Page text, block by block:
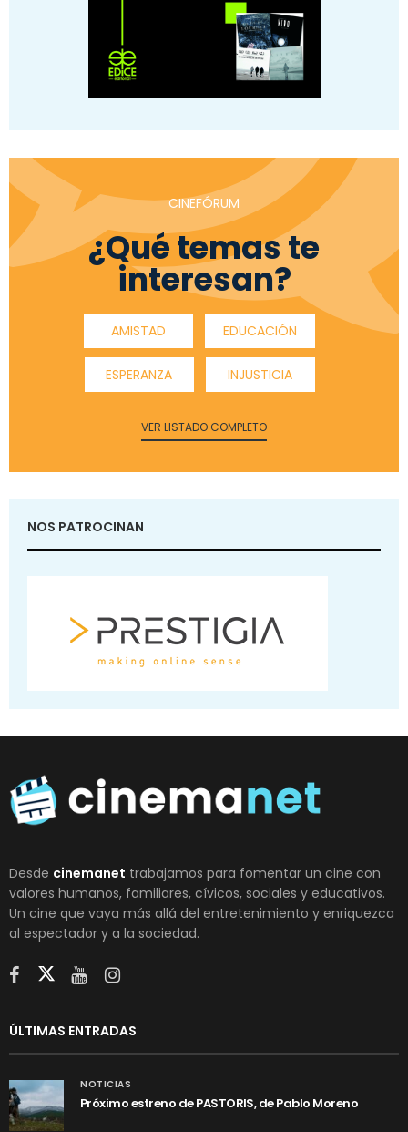
CINEFÓRUM
¿Qué temas te
interesan?
AMISTAD EDUCACIÓN
ESPERANZA INJUSTICIA
VER LISTADO COMPLETO
NOS PATROCINAN
Desde cinemanet trabajamos para fomentar un cine con
valores humanos, familiares, cívicos, sociales y educativos.
Un cine que vaya más allá del entretenimiento y enriquezca
al espectador y a la sociedad.
ÚLTIMAS ENTRADAS
NOTICIAS
Próximo estreno de PASTORIS, de Pablo Moreno